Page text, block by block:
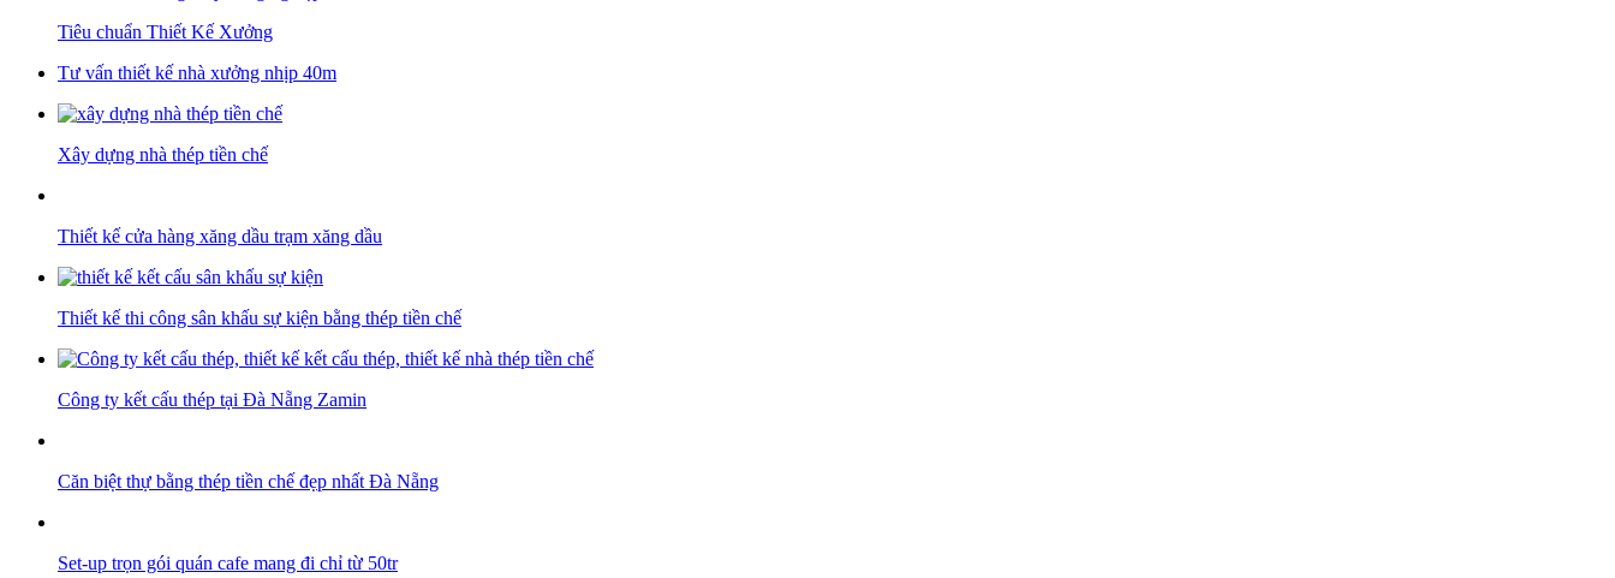
Tiêu chuẩn Thiết Kế Xưởng
Tư vấn thiết kế nhà xưởng nhịp 40m
Xây dựng nhà thép tiền chế
Thiết kế cửa hàng xăng dầu trạm xăng dầu
Thiết kế thi công sân khấu sự kiện bằng thép tiền chế
Công ty kết cấu thép tại Đà Nẵng Zamin
Căn biệt thự bằng thép tiền chế đẹp nhất Đà Nẵng
Set-up trọn gói quán cafe mang đi chỉ từ 50tr